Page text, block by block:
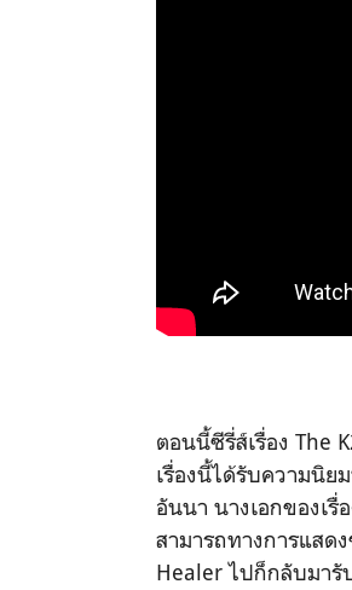
ตอนนี้ซีรี่ส์เรื่อง The
เรื่องนี้ได้รับความนิย
อันนา นางเอกของเ
สามารถทางการแสด
Healer ไปก็กลับมารั